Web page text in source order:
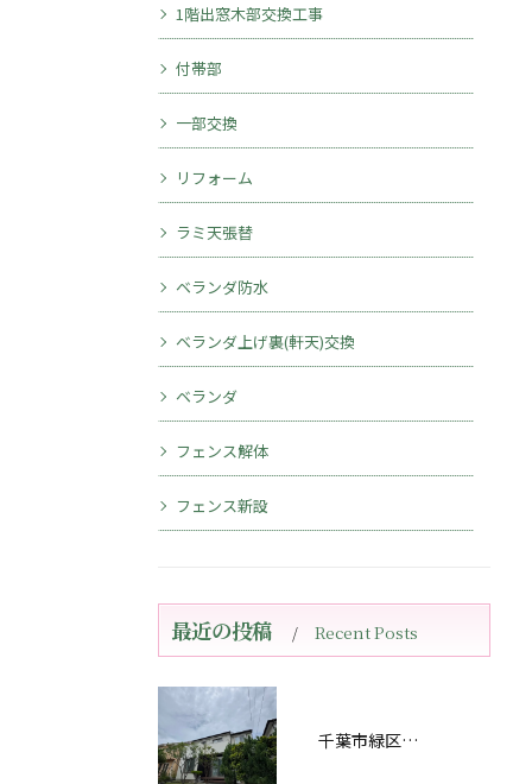
1階出窓木部交換工事
付帯部
一部交換
リフォーム
ラミ天張替
ベランダ防水
ベランダ上げ裏(軒天)交換
ベランダ
フェンス解体
フェンス新設
最近の投稿 Recent Posts
千葉市緑区おゆみ野南Ｅ様邸屋根・外壁塗装工事完工しました！